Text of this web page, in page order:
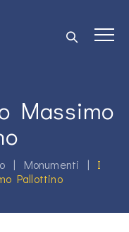
Massimo
| Monumenti | I
Pallottino